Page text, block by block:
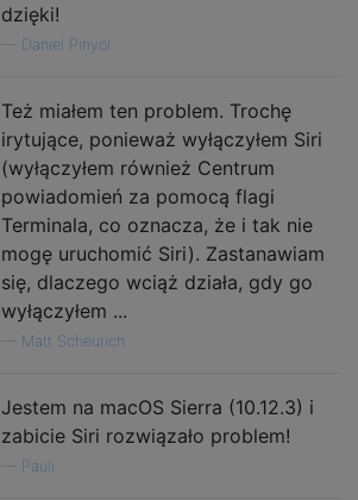
dzięki!
Daniel Pinyol
Też miałem ten problem. Trochę
irytujące, ponieważ wyłączyłem Siri
(wyłączyłem również Centrum
powiadomień za pomocą flagi
Terminala, co oznacza, że ​​i tak nie
mogę uruchomić Siri). Zastanawiam
się, dlaczego wciąż działa, gdy go
wyłączyłem ...
Matt Scheurich
Jestem na macOS Sierra (10.12.3) i
zabicie Siri rozwiązało problem!
Pauli